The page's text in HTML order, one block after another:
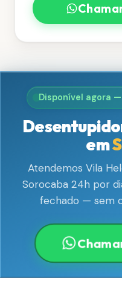
Disponível agora
em
Atendemos Vila
Sorocaba 24h por
fechado — sem